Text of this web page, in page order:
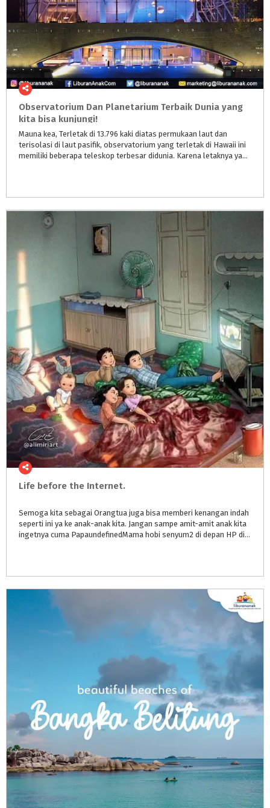
Observatorium Dan Planetarium Terbaik Dunia yang
kita bisa kunjungi!
Mauna kea, Terletak di 13.796 kaki diatas permukaan laut dan
terisolasi di laut pasifik, observatorium yang terletak di Hawaii ini
memiliki beberapa teleskop terbesar didunia. Karena letaknya yang tinggi, langit disana sangat cerah dan bersih
Life before the Internet.
Semoga kita sebagai Orangtua juga bisa memberi kenangan indah
seperti ini ya ke anak-anak kita. Jangan sampe amit-amit anak kita
ingetnya cuma PapaundefinedMama hobi senyum2 di depan HP di manapun & kapanpun